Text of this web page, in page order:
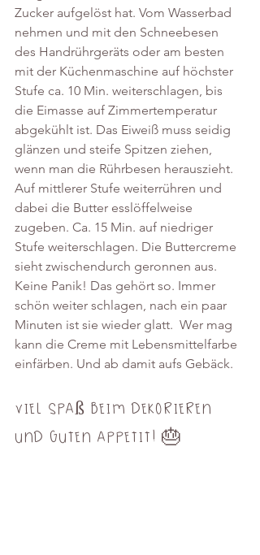
Zucker aufgelöst hat. Vom Wasserbad
nehmen und mit den Schneebesen
des Handrührgeräts oder am besten
mit der Küchenmaschine auf höchster
Stufe ca. 10 Min. weiterschlagen, bis
die Eimasse auf Zimmertemperatur
abgekühlt ist. Das Eiweiß muss seidig
glänzen und steife Spitzen ziehen,
wenn man die Rührbesen herauszieht.
Auf mittlerer Stufe weiterrühren und
dabei die Butter esslöffelweise
zugeben. Ca. 15 Min. auf niedriger
Stufe weiterschlagen. Die Buttercreme
sieht zwischendurch geronnen aus.
Keine Panik! Das gehört so. Immer
schön weiter schlagen, nach ein paar
Minuten ist sie wieder glatt.  Wer mag
kann die Creme mit Lebensmittelfarbe
einfärben. Und ab damit aufs Gebäck.
Viel Spaß beim dekorieren
und guten Appetit! 🎂